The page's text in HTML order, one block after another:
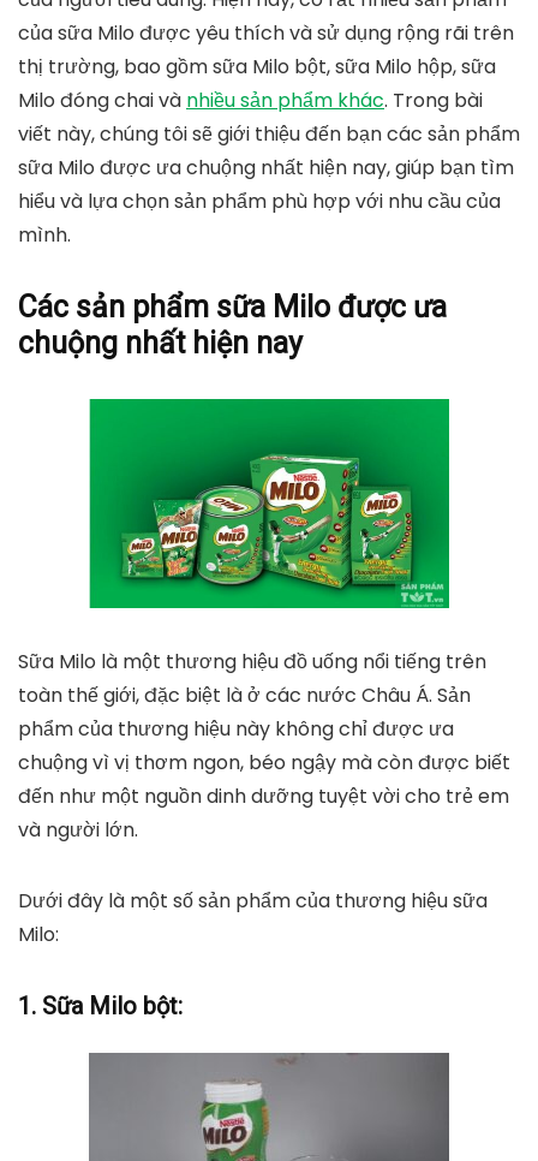
của sữa Milo được yêu thích và sử dụng rộng rãi trên
thị trường, bao gồm sữa Milo bột, sữa Milo hộp, sữa
Milo đóng chai và nhiều sản phẩm khác. Trong bài
viết này, chúng tôi sẽ giới thiệu đến bạn các sản phẩm
sữa Milo được ưa chuộng nhất hiện nay, giúp bạn tìm
hiểu và lựa chọn sản phẩm phù hợp với nhu cầu của
mình.
Các sản phẩm sữa Milo được ưa
chuộng nhất hiện nay
Sữa Milo là một thương hiệu đồ uống nổi tiếng trên
toàn thế giới, đặc biệt là ở các nước Châu Á. Sản
phẩm của thương hiệu này không chỉ được ưa
chuộng vì vị thơm ngon, béo ngậy mà còn được biết
đến như một nguồn dinh dưỡng tuyệt vời cho trẻ em
và người lớn.
Dưới đây là một số sản phẩm của thương hiệu sữa
Milo:
1. Sữa Milo bột: